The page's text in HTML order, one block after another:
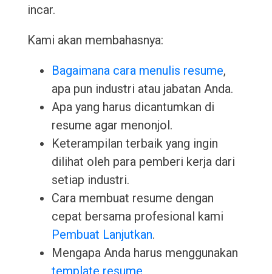
incar.
Kami akan membahasnya:
Bagaimana cara menulis resume,
apa pun industri atau jabatan Anda.
Apa yang harus dicantumkan di
resume agar menonjol.
Keterampilan terbaik yang ingin
dilihat oleh para pemberi kerja dari
setiap industri.
Cara membuat resume dengan
cepat bersama profesional kami
Pembuat Lanjutkan.
Mengapa Anda harus menggunakan
template resume